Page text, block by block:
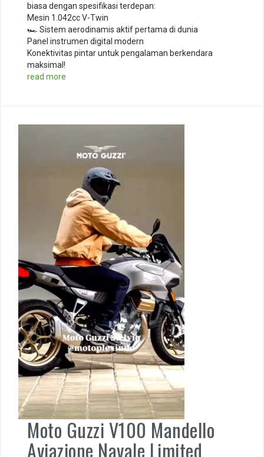
biasa dengan spesifikasi terdepan:
Mesin 1.042cc V-Twin
🏎️ Sistem aerodinamis aktif pertama di dunia
Panel instrumen digital modern
Konektivitas pintar untuk pengalaman berkendara
maksimal!
read more
Moto Guzzi V100 Mandello
Aviazione Navale Limited